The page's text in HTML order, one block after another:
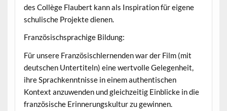
des Collège Flaubert kann als Inspiration für eigene
schulische Projekte dienen.
Französischsprachige Bildung:
Für unsere Französischlernenden war der Film (mit
deutschen Untertiteln) eine wertvolle Gelegenheit,
ihre Sprachkenntnisse in einem authentischen
Kontext anzuwenden und gleichzeitig Einblicke in die
französische Erinnerungskultur zu gewinnen.